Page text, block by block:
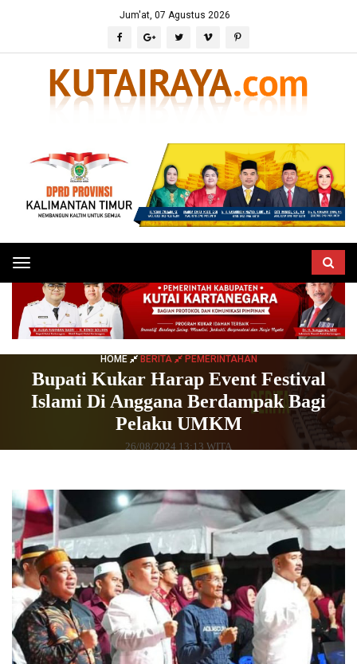
Jum'at, 07 Agustus 2026
Toggle
navigation
HOME BERITA PEMERINTAHAN
Bupati Kukar Harap Event Festival
Islami Di Anggana Berdampak Bagi
Pelaku UMKM
26/08/2024 13:13 WITA